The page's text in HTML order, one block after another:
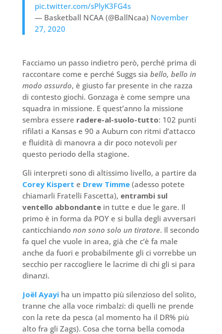
pic.twitter.com/sPlyK3FG4s
— Basketball NCAA (@BallNcaa) November
27, 2020
Facciamo un passo indietro però, perché prima di
raccontare come e perché Suggs sia bello, bello in
modo assurdo, è giusto far presente in che razza
di contesto giochi. Gonzaga è come sempre una
squadra in missione. E quest’anno la missione
sembra essere radere-al-suolo-tutto: 102 punti
rifilati a Kansas e 90 a Auburn con ritmi d’attacco
e fluidità di manovra a dir poco notevoli per
questo periodo della stagione.
Gli interpreti sono di altissimo livello, a partire da
Corey Kispert e Drew Timme(adesso potete
chiamarli Fratelli Fascetta), entrambi sul
ventello abbondantein tutte e due le gare. Il
primo è in forma da POY e si bulla degli avversari
canticchiando non sono solo un tiratore. Il secondo
fa quel che vuole in area, già che c’è fa male
anche da fuori e probabilmente gli ci vorrebbe un
secchio per raccogliere le lacrime di chi gli si para
dinanzi.
Joël Ayayiha un impatto più silenzioso del solito,
tranne che alla voce rimbalzi: di quelli ne prende
con la rete da pesca (al momento ha il DR% più
alto fra gli Zags). Cosa che torna bella comoda